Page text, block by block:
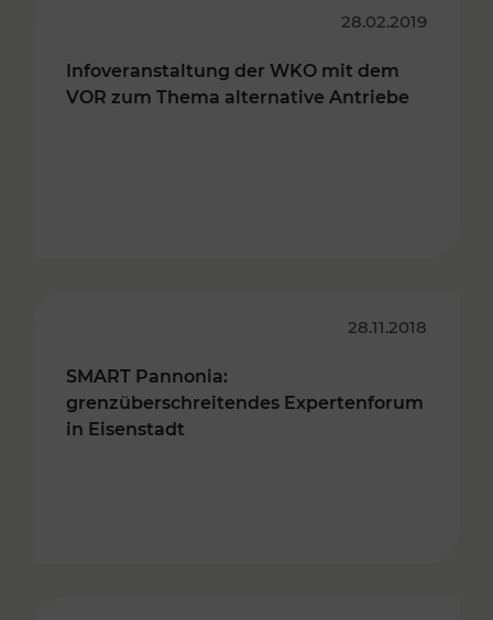
28.02.2019
Infoveranstaltung der WKO mit dem
VOR zum Thema alternative Antriebe
28.11.2018
SMART Pannonia:
grenzüberschreitendes Expertenforum
in Eisenstadt